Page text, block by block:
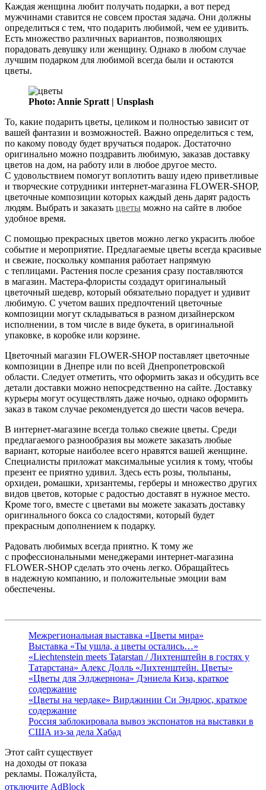
Каждая женщина любит получать подарки, а вот перед
мужчинами ставится не совсем простая задача. Они должны
определиться с тем, что подарить любимой, чем ее удивить.
Есть множество различных вариантов, позволяющих
порадовать девушку или женщину. Однако в любом случае
лучшим подарком для любимой всегда были и остаются
цветы.
Photo: Annie Spratt | Unsplash
То, какие подарить цветы, целиком и полностью зависит от
вашей фантазии и возможностей. Важно определиться с тем,
по какому поводу будет вручаться подарок. Достаточно
оригинально можно поздравить любимую, заказав доставку
цветов на дом, на работу или в любое другое место.
С удовольствием помогут воплотить вашу идею приветливые
и творческие сотрудники интернет-магазина FLOWER-SHOP,
цветочные композиции которых каждый день дарят радость
людям. Выбрать и заказать цветы можно на сайте в любое
удобное время.
С помощью прекрасных цветов можно легко украсить любое
событие и мероприятие. Предлагаемые цветы всегда красивые
и свежие, поскольку компания работает напрямую
с теплицами. Растения после срезания сразу поставляются
в магазин. Мастера-флористы создадут оригинальный
цветочный шедевр, который обязательно порадует и удивит
любимую. С учетом ваших предпочтений цветочные
композиции могут складываться в разном дизайнерском
исполнении, в том числе в виде букета, в оригинальной
упаковке, в коробке или корзине.
Цветочный магазин FLOWER-SHOP поставляет цветочные
композиции в Днепре или по всей Днепропетровской
области. Следует отметить, что оформить заказ и обсудить все
детали доставки можно непосредственно на сайте. Доставку
курьеры могут осуществлять даже ночью, однако оформить
заказ в таком случае рекомендуется до шести часов вечера.
В интернет-магазине всегда только свежие цветы. Среди
предлагаемого разнообразия вы можете заказать любые
вариант, которые наиболее всего нравятся вашей женщине.
Специалисты приложат максимальные усилия к тому, чтобы
презент ее приятно удивил. Здесь есть розы, тюльпаны,
орхидеи, ромашки, хризантемы, герберы и множество других
видов цветов, которые с радостью доставят в нужное место.
Кроме того, вместе с цветами вы можете заказать доставку
оригинального бокса со сладостями, который будет
прекрасным дополнением к подарку.
Радовать любимых всегда приятно. К тому же
с профессиональными менеджерами интернет-магазина
FLOWER-SHOP сделать это очень легко. Обращайтесь
в надежную компанию, и положительные эмоции вам
обеспечены.
Межрегиональная выставка «Цветы мира»
Выставка «Ты ушла, а цветы остались…»
«Liechtenstein meets Tatarstan / Лихтенштейн в гостях у
Татарстана» Алекс Долль «Лихтенштейн. Цветы»
«Цветы для Элджернона» Дэниела Киза, краткое
содержание
«Цветы на чердаке» Вирджинии Си Эндрюс, краткое
содержание
Россия заблокировала вывоз экспонатов на выставки в
США из-за дела Хабад
Этот сайт существует
на доходы от показа
рекламы. Пожалуйста,
отключите AdBlock